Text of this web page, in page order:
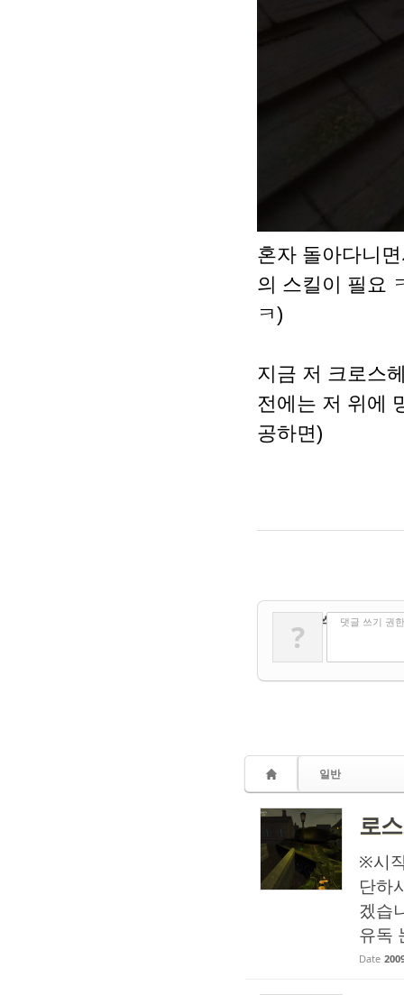
혼자 돌아다니
의 스킬이 필요
ㅋ)
지금 저 크로스
전에는 저 위에
공하면)
댓글 쓰기
? 댓글 쓰기 권
일반
로
※시
단하
겠습
유독
Date